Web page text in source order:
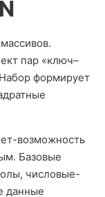
пар «ключ–
формирует
возможность
Базовые
числовые-
данные